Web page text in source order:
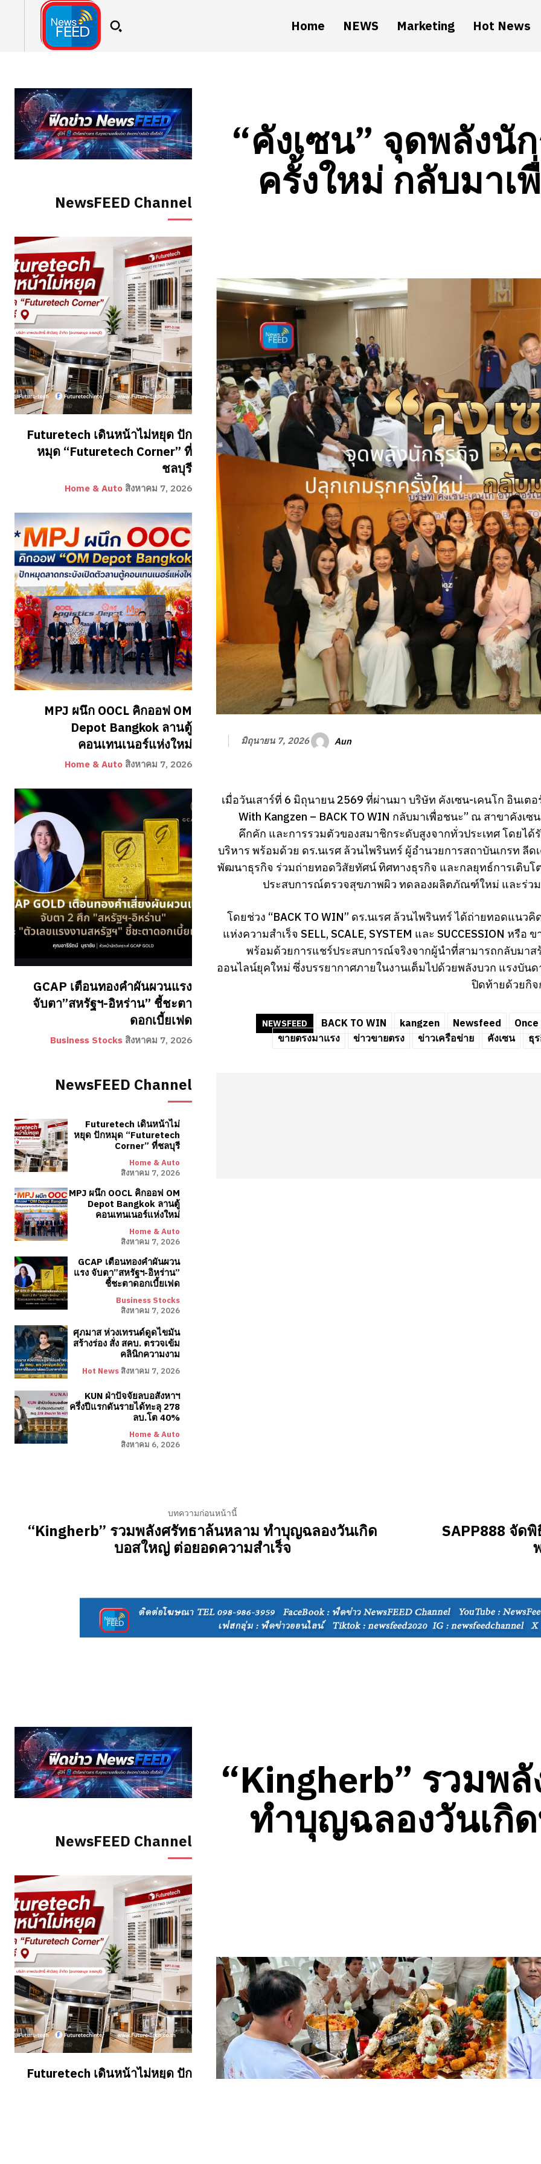
Home NEWS Marketing Hot News
NewsFEED Channel
Futuretech เดินหน้าไม่หยุด ปัก
หมุด “Futuretech Corner” ที่
ชลบุรี
Home & Auto สิงหาคม 7, 2026
MPJ ผนึก OOCL คิกออฟ OM
Depot Bangkok ลานตู้
คอนเทนเนอร์แห่งใหม่
Home & Auto สิงหาคม 7, 2026
GCAP เตือนทองคำผันผวนแรง
จับตา”สหรัฐฯ-อิหร่าน” ชี้ชะตา
ดอกเบี้ยเฟด
Business Stocks สิงหาคม 7, 2026
NewsFEED Channel
Futuretech เดินหน้าไม่
หยุด ปักหมุด “Futuretech
Corner” ที่ชลบุรี
Home & Auto
สิงหาคม 7, 2026
MPJ ผนึก OOCL คิกออฟ OM
Depot Bangkok ลานตู้
คอนเทนเนอร์แห่งใหม่
Home & Auto
สิงหาคม 7, 2026
GCAP เตือนทองคำผันผวน
แรง จับตา”สหรัฐฯ-อิหร่าน”
ชี้ชะตาดอกเบี้ยเฟด
Business Stocks
สิงหาคม 7, 2026
ศุภมาส ห่วงเทรนด์ดูดไขมัน
สร้างร่อง สั่ง สคบ. ตรวจเข้ม
คลินิกความงาม
Hot News สิงหาคม 7, 2026
KUN ฝ่าปัจจัยลบอสังหาฯ
ครึ่งปีแรกดันรายได้ทะลุ 278
ลบ.โต 40%
Home & Auto
สิงหาคม 6, 2026
“คังเซน” จุดพลังนั
ครั้งใหม่ กลับมาเ
มิถุนายน 7, 2026 Aun
เมื่อวันเสาร์ที่ 6 มิถุนายน 2569 ที่ผ่านมา บริษัท คังเซน-เคนโก อินเ
With Kangzen – BACK TO WIN กลับมาเพื่อชนะ” ณ สาขาคังเ
คึกคัก และการรวมตัวของสมาชิกระดับสูงจากทั่วประเทศ โดยไ
บริหาร พร้อมด้วย ดร.นเรศ ล้วนไพรินทร์ ผู้อำนวยการสถาบันเกรท ลี
พัฒนาธุรกิจ ร่วมถ่ายทอดวิสัยทัศน์ ทิศทางธุรกิจ และกลยุทธ์การเติบ
ประสบการณ์ตรวจสุขภาพผิว ทดลองผลิตภัณฑ์ใหม่ และร่
โดยช่วง “BACK TO WIN” ดร.นเรศ ล้วนไพรินทร์ ได้ถ่ายทอดแน
แห่งความสำเร็จ SELL, SCALE, SYSTEM และ SUCCESSION ห
พร้อมด้วยการแชร์ประสบการณ์จริงจากผู้นำที่สามารถกลับมา
ออนไลน์ยุคใหม่ ซึ่งบรรยากาศภายในงานเต็มไปด้วยพลังบวก แรงบัน
ปิดท้ายด้วยกิจ
NEWSFEED BACK TO WIN kangzen Newsfeed
ขายตรงมาแรง
ข่าวขายตรง ข่าวเครือข่าย คังเซน ธุ
บทความก่อนหน้านี้
“Kingherb” รวมพลังศรัทธาล้นหลาม ทำบุญฉลองวันเกิด
บอสใหญ่ ต่อยอดความสำเร็จ
SAPP888 จัด